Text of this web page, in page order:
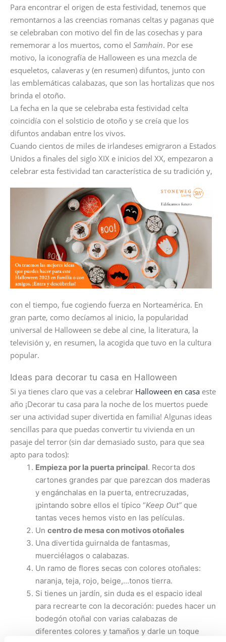
Para encontrar el origen de esta festividad, tenemos que
remontarnos a las creencias romanas celtas y paganas que
se celebraban con motivo del fin de las cosechas y para
rememorar a los muertos, como el Samhain. Por ese
motivo, la iconografía de Halloween es una mezcla de
esqueletos, calaveras y (en resumen) difuntos, junto con
las emblemáticas calabazas, que son las hortalizas que nos
brinda el otoño.
La fecha en la que se celebraba esta festividad celta
coincidía con el solsticio de otoño y se creía que los
difuntos andaban entre los vivos.
Cuando cientos de miles de irlandeses emigraron a Estados
Unidos a finales del siglo XIX e inicios del XX, empezaron a
celebrar esta festividad tan característica de su tradición y,
con el tiempo, fue cogiendo fuerza en Norteamérica. En
gran parte, como decíamos al inicio, la popularidad
universal de Halloween se debe al cine, la literatura, la
televisión y, en resumen, la acogida que tuvo en la cultura
popular.
Ideas para decorar tu casa en Halloween
Si ya tienes claro que vas a celebrar Halloween en casa este
año ¡Decorar tu casa para la noche de los muertos puede
ser una actividad super divertida en familia! Algunas ideas
sencillas para que puedas convertir tu vivienda en un
pasaje del terror (sin dar demasiado susto, para que sea
apto para todos):
Empieza por la puerta principal. Recorta dos
cartones grandes par que parezcan dos maderas
y engánchalas en la puerta, entrecruzadas,
¡pintando sobre ellos el típico “Keep Out” que
tantas veces hemos visto en las películas.
Un centro de mesa con motivos otoñales
Una divertida guirnalda de fantasmas,
muerciélagos o calabazas.
Un ramo de flores secas con colores otoñales:
naranja, teja, rojo, beige,…tonos tierra.
Si tienes un jardín, sin duda es el espacio ideal
para recrearte con la decoración: puedes hacer un
bodegón otoñal con varias calabazas de
diferentes colores y tamaños y darle un toque